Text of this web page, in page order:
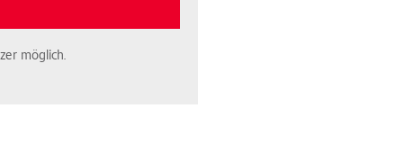
möglich.